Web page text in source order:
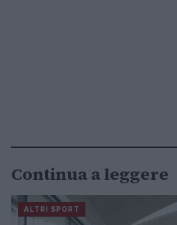
Continua a leggere
ALTRI SPORT